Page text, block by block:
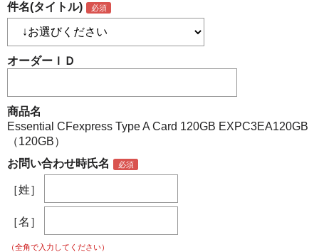
件名(タイトル)
オーダーＩＤ
商品名
Essential CFexpress Type A Card 120GB EXPC3EA120GB
（120GB）
お問い合わせ時氏名
［姓］
［名］
（全角で入力してください）